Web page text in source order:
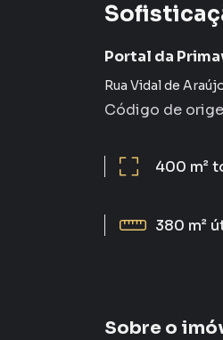
Portal da
Rua Vidal de
Código de
400 m²
380 m²
Sobre o